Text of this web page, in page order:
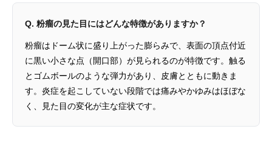
Q. 粉瘤の見た目にはどんな特徴がありますか？
粉瘤はドーム状に盛り上がった膨らみで、表面の頂点付近
に黒い小さな点（開口部）が見られるのが特徴です。触る
とゴムボールのような弾力があり、皮膚とともに動きま
す。炎症を起こしていない段階では痛みやかゆみはほぼな
く、見た目の変化が主な症状です。